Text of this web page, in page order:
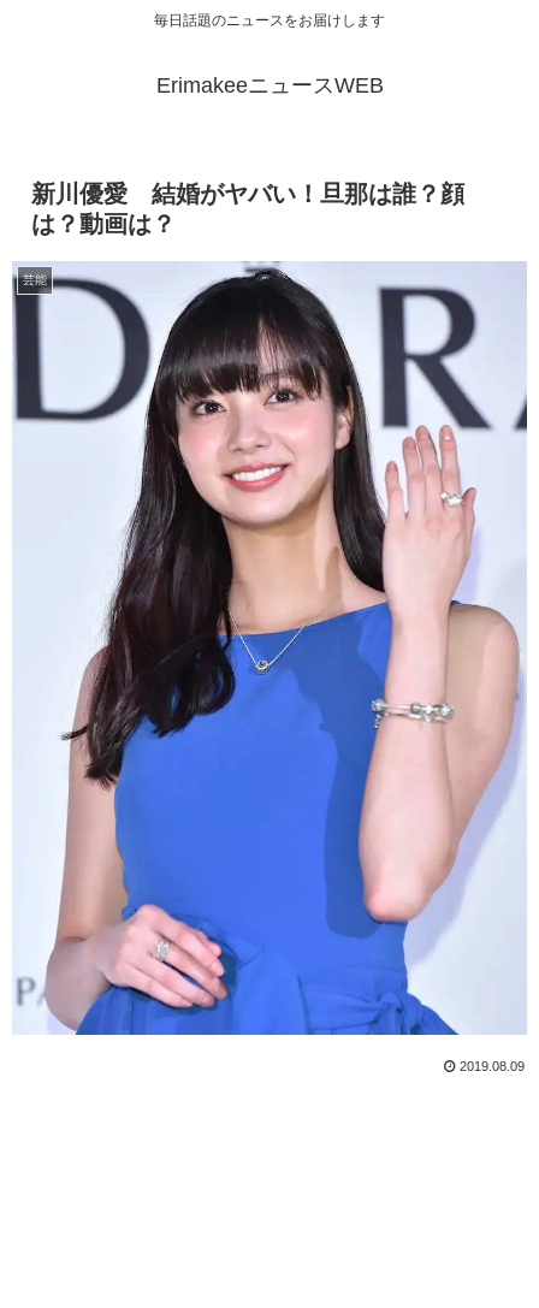
毎日話題のニュースをお届けします
ErimakeeニュースWEB
新川優愛 結婚がヤバい！旦那は誰？顔
は？動画は？
芸能
2019.08.09